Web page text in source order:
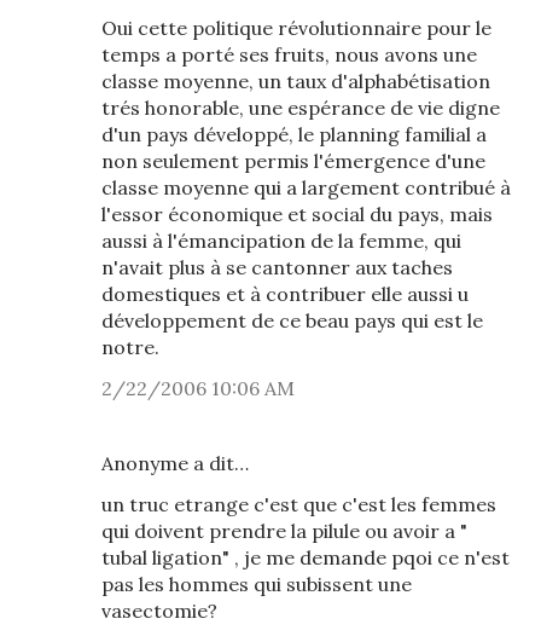
Oui cette politique révolutionnaire pour le
temps a porté ses fruits, nous avons une
classe moyenne, un taux d'alphabétisation
trés honorable, une espérance de vie digne
d'un pays développé, le planning familial a
non seulement permis l'émergence d'une
classe moyenne qui a largement contribué à
l'essor économique et social du pays, mais
aussi à l'émancipation de la femme, qui
n'avait plus à se cantonner aux taches
domestiques et à contribuer elle aussi u
développement de ce beau pays qui est le
notre.
2/22/2006 10:06 AM
Anonyme a dit…
un truc etrange c'est que c'est les femmes
qui doivent prendre la pilule ou avoir a "
tubal ligation" , je me demande pqoi ce n'est
pas les hommes qui subissent une
vasectomie?